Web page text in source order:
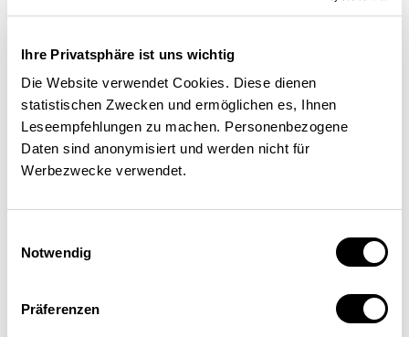
Ihre Privatsphäre ist uns wichtig
Die Website verwendet Cookies. Diese dienen
statistischen Zwecken und ermöglichen es, Ihnen
Leseempfehlungen zu machen. Personenbezogene
Daten sind anonymisiert und werden nicht für
Werbezwecke verwendet.
Notwendig
Präferenzen
aurait dû attendre longtemps le
déploiement de la téléphonie
mobile.
Il y a 30 ans, l’échec de
l’adhésion à l’EER a donné dans
défaut actuellement, détrôné
par des efforts visant à
protéger davantage l’économie